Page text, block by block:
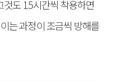
것도 15시간씩 착용하면
는 과정이 조금씩 방해를